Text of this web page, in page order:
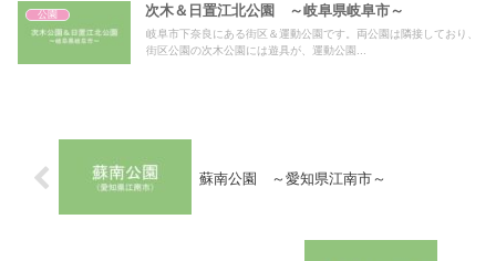
公園 次木＆日置江北公園 ～岐阜県岐阜市～
岐阜市下奈良にある街区＆運動公園です。両公園は隣接しており、
街区公園の次木公園には遊具が、運動公園...
蘇南公園 ～愛知県江南市～